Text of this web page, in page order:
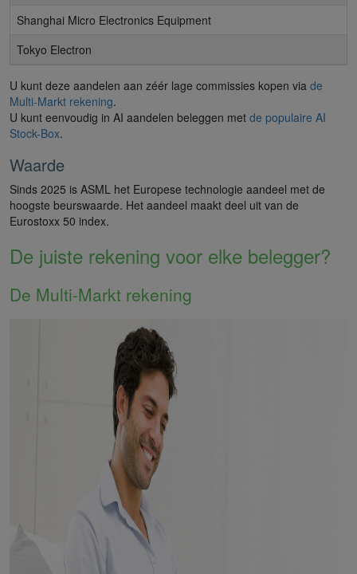
Shanghai Micro Electronics Equipment
Tokyo Electron
U kunt deze aandelen aan zéér lage commissies kopen via de
Multi-Markt rekening.
U kunt eenvoudig in AI aandelen beleggen met de populaire AI
Stock-Box.
Waarde
Sinds 2025 is ASML het Europese technologie aandeel met de
hoogste beurswaarde. Het aandeel maakt deel uit van de
Eurostoxx 50 index.
De juiste rekening voor elke belegger?
De Multi-Markt rekening